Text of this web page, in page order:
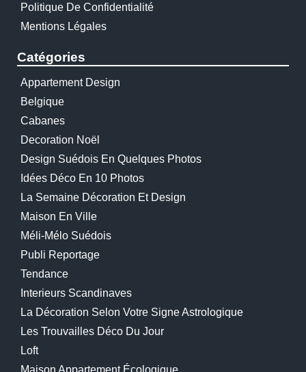
Politique De Confidentialité
Mentions Légales
Catégories
Appartement Design
Belgique
Cabanes
Decoration Noël
Design Suédois En Quelques Photos
Idées Déco En 10 Photos
La Semaine Décoration Et Design
Maison En Ville
Méli-Mélo Suédois
Publi Reportage
Tendance
Interieurs Scandinaves
La Décoration Selon Votre Signe Astrologique
Les Trouvailles Déco Du Jour
Loft
Maison Appartement Écologique